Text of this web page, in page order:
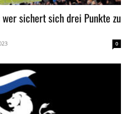
sichert sich drei Punkte zu
0